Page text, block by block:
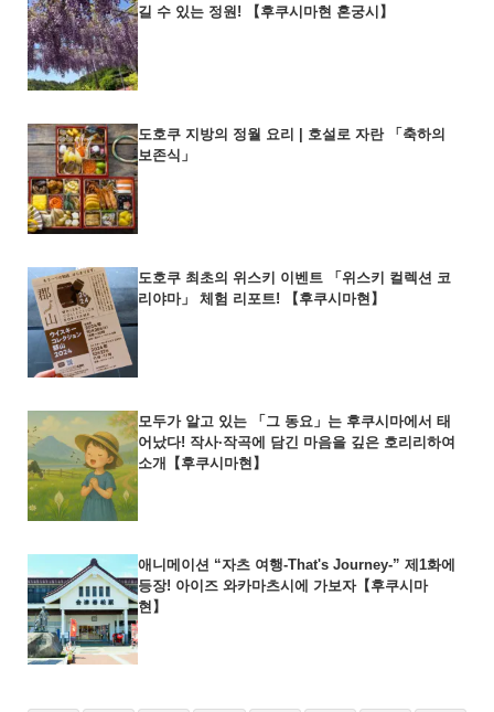
길 수 있는 정원! 【후쿠시마현 혼궁시】
도호쿠 지방의 정월 요리 | 호설로 자란 「축하의
보존식」
도호쿠 최초의 위스키 이벤트 「위스키 컬렉션 코
리야마」 체험 리포트! 【후쿠시마현】
모두가 알고 있는 「그 동요」는 후쿠시마에서 태
어났다! 작사·작곡에 담긴 마음을 깊은 호리리하여
소개【후쿠시마현】
애니메이션 “자츠 여행-That's Journey-” 제1화에
등장! 아이즈 와카마츠시에 가보자【후쿠시마
현】